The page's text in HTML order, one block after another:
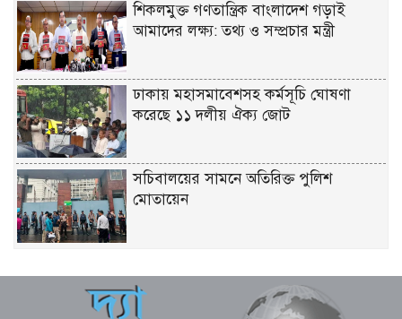
শিকলমুক্ত গণতান্ত্রিক বাংলাদেশ গড়াই
আমাদের লক্ষ্য: তথ্য ও সম্প্রচার মন্ত্রী
ঢাকায় মহাসমাবেশসহ কর্মসূচি ঘোষণা
করেছে ১১ দলীয় ঐক্য জোট
সচিবালয়ের সামনে অতিরিক্ত পুলিশ
মোতায়েন